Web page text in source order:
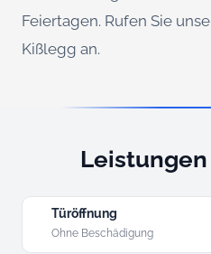
Feiertagen. Rufen Sie
Kißlegg an.
Türöffnung
Ohne Beschädigung